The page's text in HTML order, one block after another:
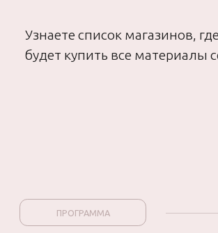
Присоединяйтесь и забирайте